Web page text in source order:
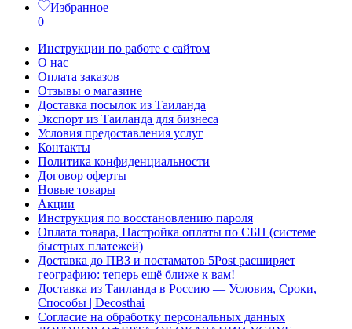
Избранное
0
Инструкции по работе с сайтом
О нас
Оплата заказов
Отзывы о магазине
Доставка посылок из Таиланда
Экспорт из Таиланда для бизнеса
Условия предоставления услуг
Контакты
Политика конфиденциальности
Договор оферты
Новые товары
Акции
Инструкция по восстановлению пароля
Оплата товара, Настройка оплаты по СБП (системе
быстрых платежей)
Доставка до ПВЗ и постаматов 5Post расширяет
географию: теперь ещё ближе к вам!
Доставка из Таиланда в Россию — Условия, Сроки,
Способы | Decosthai
Согласие на обработку персональных данных